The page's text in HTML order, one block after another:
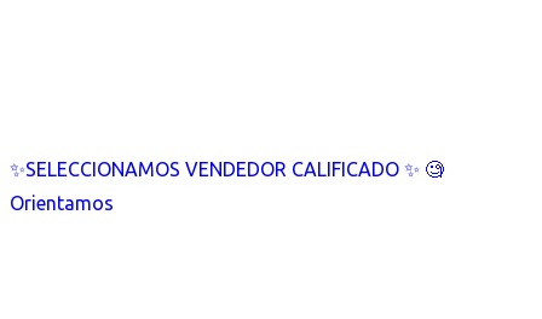
✨SELECCIONAMOS VENDEDOR CALIFICADO ✨ 🧐
Orientamos